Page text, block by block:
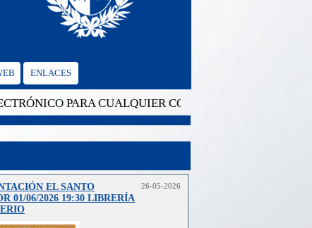
ENLACES
PARA CUALQUIER CONSULTA:
EL SANTO
01/06/2026 19:30 LIBRERÍA
26-05-2026